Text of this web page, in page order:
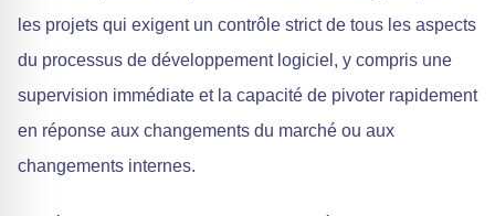
les projets qui exigent un contrôle strict de tous les aspects
du processus de développement logiciel, y compris une
supervision immédiate et la capacité de pivoter rapidement
en réponse aux changements du marché ou aux
changements internes.